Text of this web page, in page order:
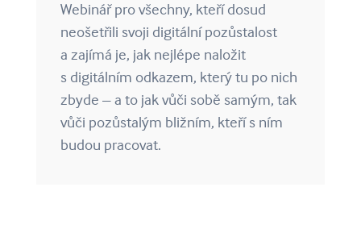
Webinář pro všechny, kteří dosud
neošetřili svoji digitální pozůstalost
a zajímá je, jak nejlépe naložit
s digitálním odkazem, který tu po nich
zbyde – a to jak vůči sobě samým, tak
vůči pozůstalým bližním, kteří s ním
budou pracovat.